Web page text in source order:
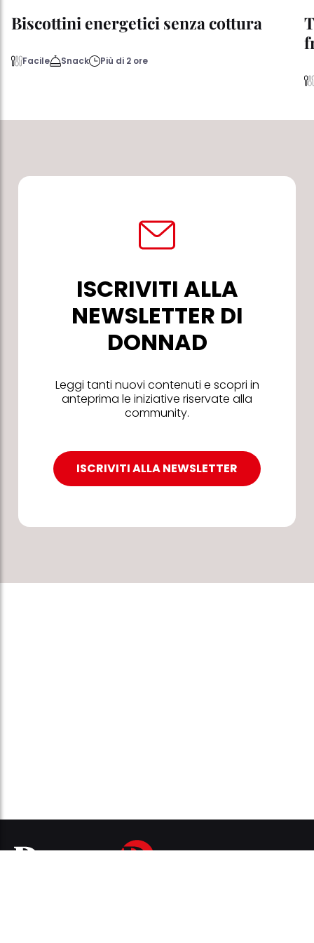
Biscottini energetici senza cottura
Facile Snack Più di 2 ore
ISCRIVITI ALLA
NEWSLETTER DI
DONNAD
Leggi tanti nuovi contenuti e scopri in
anteprima le iniziative riservate alla
community.
ISCRIVITI ALLA NEWSLETTER